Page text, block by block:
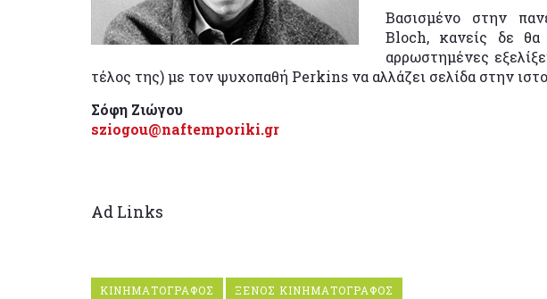
Βασισμένο στην
Bloch, κανείς δε θα
αρρωστημένες
τέλος της) με τον ψυχοπαθή Perkins να αλλάζει σελίδα στην
Σόφη Ζιώγου
sziogou@naftemporiki.gr
Ad Links
ΚΙΝΗΜΑΤΟΓΡΑΦΟΣ ΞΕΝΟΣ ΚΙΝΗΜΑΤΟΓΡΑΦΟΣ